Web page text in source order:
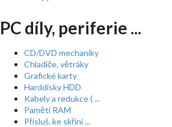
PC díly, periferie ...
CD/DVD mechaniky
Chladiče, větráky
Grafické karty
Harddisky HDD
Kabely a redukce ( ...
Paměti RAM
Přísluš. ke skříní ...